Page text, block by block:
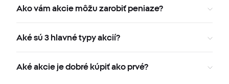
Ako vám akcie môžu zarobiť peniaze?
Aké sú 3 hlavné typy akcií?
Aké akcie je dobré kúpiť ako prvé?